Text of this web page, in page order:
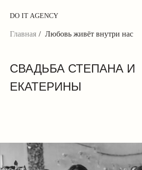
DO IT AGENCY
Главная / Любовь живёт внутри нас
СВАДЬБА СТЕПАНА И
ЕКАТЕРИНЫ